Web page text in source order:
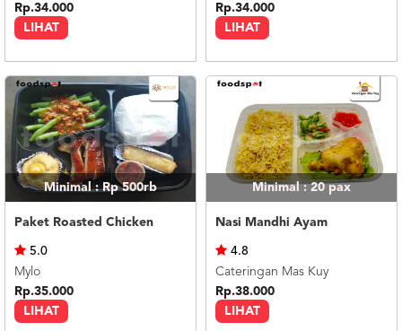
LIHAT
Rp.34.000
LIHAT
Rp.34.000
Minimal : Rp 500rb
Paket Roasted Chicken
LIHAT
5.0
Mylo
Rp.35.000
Minimal : 20pax
Nasi Mandhi Ayam
LIHAT
4.8
Cateringan Mas Kuy
Rp.38.000